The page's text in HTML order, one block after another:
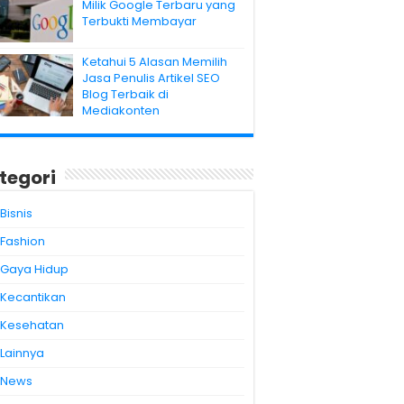
Milik Google Terbaru yang
Terbukti Membayar
Ketahui 5 Alasan Memilih
Jasa Penulis Artikel SEO
Blog Terbaik di
Mediakonten
Bisnis
Fashion
Gaya Hidup
Kecantikan
Kesehatan
Lainnya
News